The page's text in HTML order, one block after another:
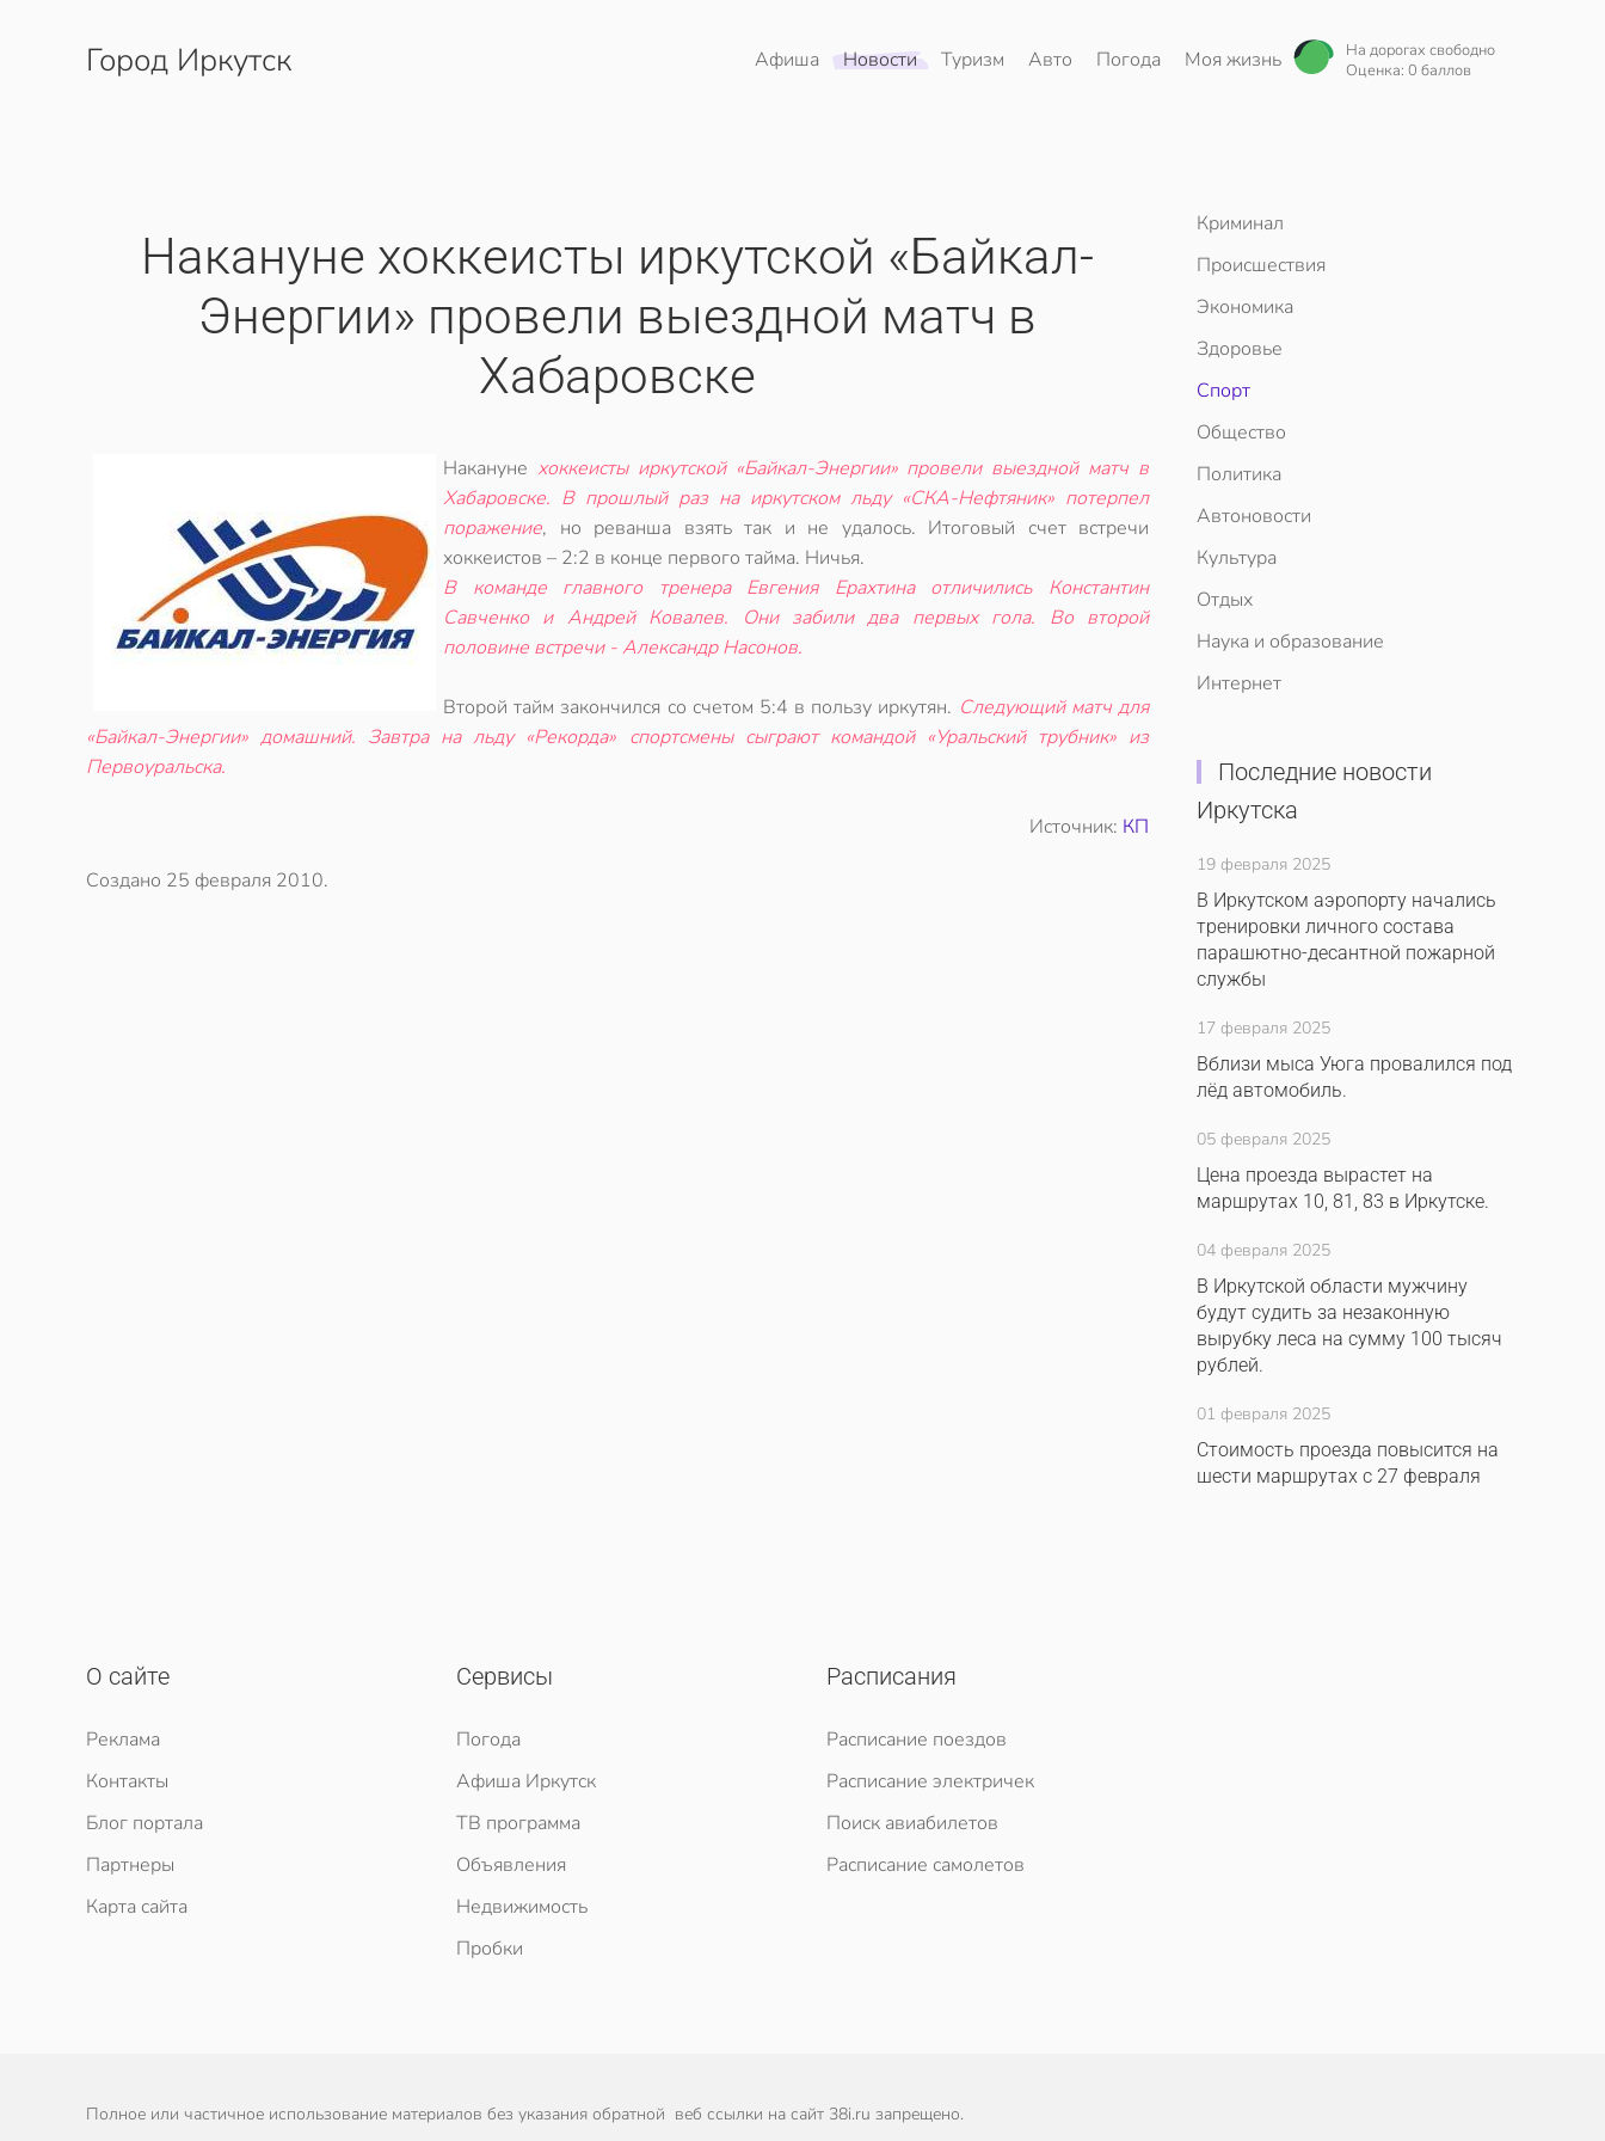
Перейти к содержимому
Город Иркутск Афиша Новости Туризм Авто Погода Моя жизнь
На дорогах свободно
Оценка: 0 баллов
Накануне хоккеисты иркутской «Байкал-
Энергии» провели выездной матч в
Хабаровске
Накануне хоккеисты иркутской «Байкал-Энергии» провели выездной матч в
Хабаровске. В прошлый раз на иркутском льду «СКА-Нефтяник» потерпел
поражение, но реванша взять так и не удалось. Итоговый счет встречи
хоккеистов – 2:2 в конце первого тайма. Ничья.
В команде главного тренера Евгения Ерахтина отличились Константин
Савченко и Андрей Ковалев. Они забили два первых гола. Во второй
половине встречи - Александр Насонов.
Второй тайм закончился со счетом 5:4 в пользу иркутян. Следующий матч для
«Байкал-Энергии» домашний. Завтра на льду «Рекорда» спортсмены сыграют командой «Уральский трубник» из
Первоуральска.
Источник: КП
Создано 25 февраля 2010.
Криминал
Происшествия
Экономика
Здоровье
Спорт
Общество
Политика
Автоновости
Культура
Отдых
Наука и образование
Интернет
Последние новости
Иркутска
19 февраля 2025
В Иркутском аэропорту начались
тренировки личного состава
парашютно-десантной пожарной
службы
17 февраля 2025
Вблизи мыса Уюга провалился под
лёд автомобиль.
05 февраля 2025
Цена проезда вырастет на
маршрутах 10, 81, 83 в Иркутске.
04 февраля 2025
В Иркутской области мужчину
будут судить за незаконную
вырубку леса на сумму 100 тысяч
рублей.
01 февраля 2025
Стоимость проезда повысится на
шести маршрутах с 27 февраля
О сайте
Реклама
Контакты
Блог портала
Партнеры
Карта сайта
Сервисы
Погода
Афиша Иркутск
ТВ программа
Объявления
Недвижимость
Пробки
Расписания
Расписание поездов
Расписание электричек
Поиск авиабилетов
Расписание самолетов
Полное или частичное использование материалов без указания обратной веб ссылки на сайт 38i.ru запрещено.